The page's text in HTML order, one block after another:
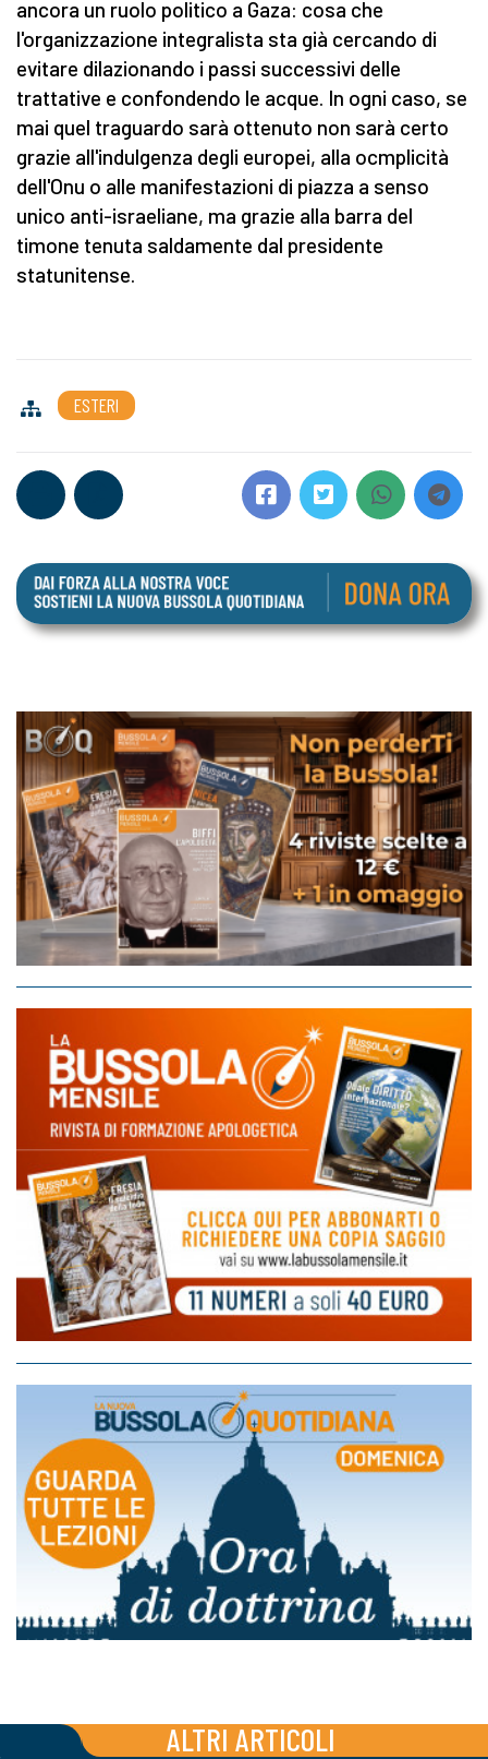
ancora un ruolo politico a Gaza: cosa che
l'organizzazione integralista sta già cercando di
evitare dilazionando i passi successivi delle
trattative e confondendo le acque. In ogni caso, se
mai quel traguardo sarà ottenuto non sarà certo
grazie all'indulgenza degli europei, alla ocmplicità
dell'Onu o alle manifestazioni di piazza a senso
unico anti-israeliane, ma grazie alla barra del
timone tenuta saldamente dal presidente
statunitense.
ESTERI
ALTRI ARTICOLI